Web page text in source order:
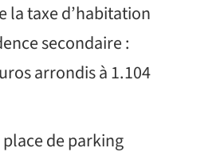
la taxe d’habitation
secondaire :
arrondis à 1.104
place de parking